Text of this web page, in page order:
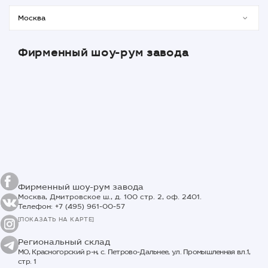
Фирменный шоу-рум завода
Фирменный шоу-рум завода
Москва, Дмитровское ш., д. 100 стр. 2, оф. 2401.
Телефон: +7 (495) 961-00-57
[ПОКАЗАТЬ НА КАРТЕ]
Региональный склад
МО, Красногорский р-н, с. Петрово-Дальнее, ул. Промышленная вл.1,
стр. 1